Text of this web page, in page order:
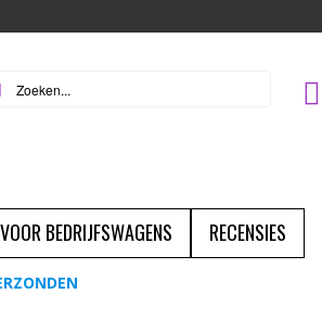
BEDRIJFSWAGENS RECENSIES